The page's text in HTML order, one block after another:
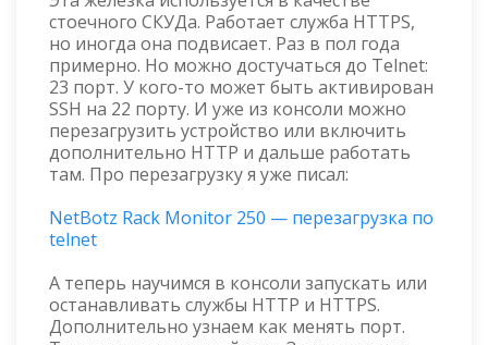
стоечного СКУДа. Работает служба HTTPS,
но иногда она подвисает. Раз в пол года
примерно. Но можно достучаться до Telnet:
23 порт. У кого-то может быть активирован
SSH на 22 порту. И уже из консоли можно
перезагрузить устройство или включить
дополнительно HTTP и дальше работать
там. Про перезагрузку я уже писал:
NetBotz Rack Monitor 250 — перезагрузка по
telnet
А теперь научимся в консоли запускать или
останавливать службы HTTP и HTTPS.
Дополнительно узнаем как менять порт.